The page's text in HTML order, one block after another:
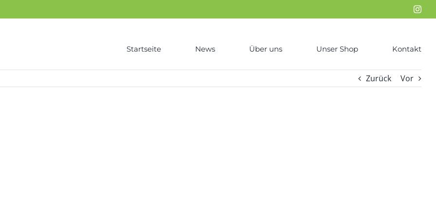
Startseite News Über uns Unser Shop Kontakt
Zurück Vor